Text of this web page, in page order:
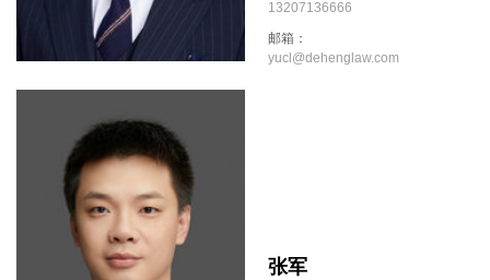
13207136666
邮箱：
yucl@dehenglaw.com
张军